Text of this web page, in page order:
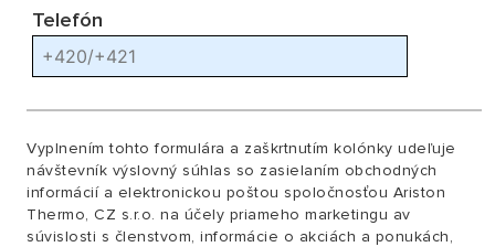
Telefón
Vyplnením tohto formulára a zaškrtnutím kolónky udeľuje
návštevník výslovný súhlas so zasielaním obchodných
informácií a elektronickou poštou spoločnosťou Ariston
Thermo, CZ s.r.o. na účely priameho marketingu av
súvislosti s členstvom, informácie o akciách a ponukách,